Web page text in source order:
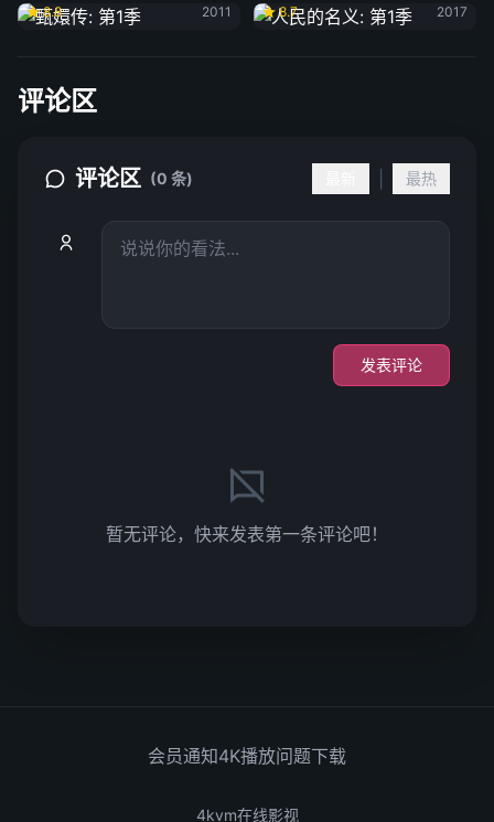
8.8
2011
8.7
2017
评论区
评论区 (0 条) 最热
发表评论
暂无评论，快来发表第一条评论吧！
会员通知4K播放问题下载
4kvm在线影视